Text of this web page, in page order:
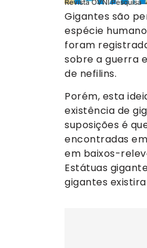
Revista OVNI Pesquisa
Gigantes são
espécie
foram
sobre a guerra
de nefilins.
Porém, esta
existência de
suposições é
encontradas
em baixos-
Estátuas
gigantes